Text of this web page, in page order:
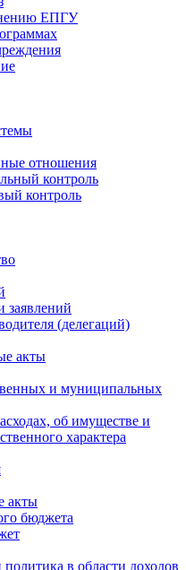
ЕПГУ
отношения
контроль
контроль
заявлений
(делегаций)
акты
и муниципальных
об имуществе и
характера
акты
бюджета
в области доходов